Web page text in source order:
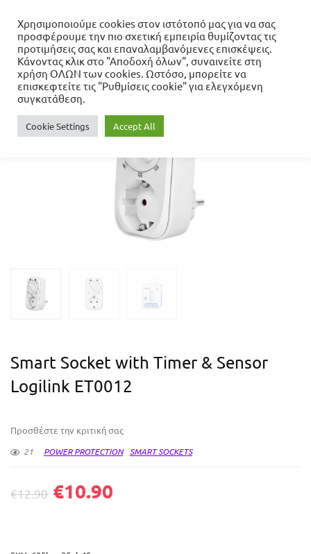
Αρχική σελίδα Περιφερειακά
POWER PROTECTION
Smart Socket with Timer & Sensor Logilink ET0012
Smart Socket with Timer & Sensor
Logilink ET0012
Προσθέστε την κριτική σας
21 POWER PROTECTION SMART SOCKETS
€12.90 €10.90
Χρησιμοποιούμε cookies στον ιστότοπό μας για να σας
προσφέρουμε την πιο σχετική εμπειρία θυμίζοντας τις
προτιμήσεις σας και επαναλαμβανόμενες επισκέψεις.
Κάνοντας κλικ στο "Αποδοχή όλων", συναινείτε στη
χρήση ΟΛΩΝ των cookies. Ωστόσο, μπορείτε να
επισκεφτείτε τις "Ρυθμίσεις cookie" για ελεγχόμενη
συγκατάθεση.
Cookie Settings Accept All